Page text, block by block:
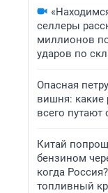
селлеры
миллионов
ударов по
Опасная
вишня: какие
всего
Китай
бензином
когда
топливный